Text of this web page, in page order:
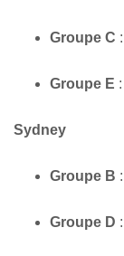
Groupe C
Groupe E
Sydney
Groupe B
Groupe D